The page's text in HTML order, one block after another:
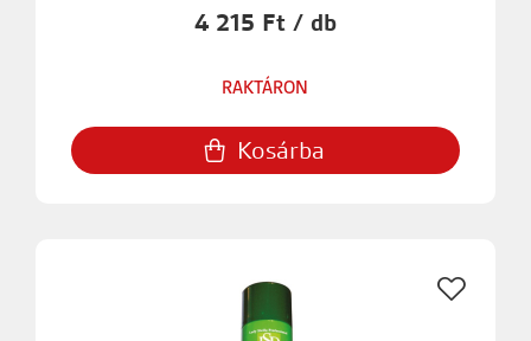
4 215 Ft / db
RAKTÁRON
Kosárba